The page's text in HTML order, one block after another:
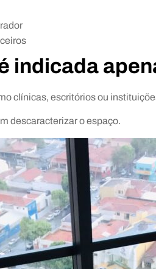
indicada
clínicas, escritórios ou
descaracterizar o espaço.